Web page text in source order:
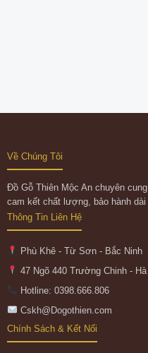
Về Chúng Tôi
Đồ Gỗ Thiên Mộc An chuyên
cam kết chất lượng, bảo hành
Thông Tin Liên Hệ
Phù Khê - Từ Sơn - Bắc Ninh
47 Ngõ 440 Trường Chinh - Hà
Hotline: 0398.666.806
Cskh@Dogothien.com
Chính Sách & Kết Nối